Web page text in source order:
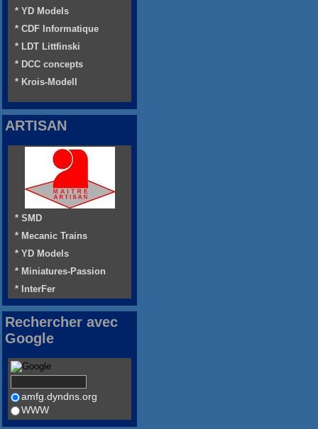
* YD Models
* CDF Informatique
* LDT Littfinski
* DCC concepts
* Krois-Modell
ARTISAN
* SMD
* Mecanic Trains
* YD Models
* Miniatures-Passion
* InterFer
Rechercher avec
Google
amfg.dyndns.org
WWW